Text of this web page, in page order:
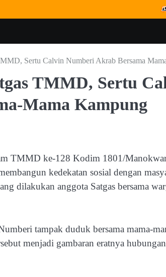
Sertu Calvin Numberi Akrab Bersama
TMMD, Sertu
Mama Kampung
TMMD ke-128 Kodim 1801/
kedekatan sosial dengan
dilakukan anggota Satgas bersama
tampak duduk bersama mama-
menjadi gambaran eratnya